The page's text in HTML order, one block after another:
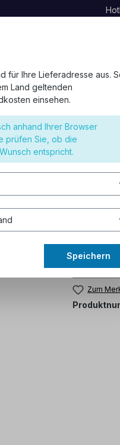
SCHALTER UND
4,69
Preise
Sofort
Zum
für Ihre Lieferadresse aus.
Land geltenden
einsehen.
anhand Ihrer Browser
prüfen Sie, ob die
entspricht.
Speichern